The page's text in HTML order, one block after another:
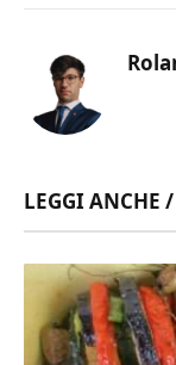
LEGGI ANCHE